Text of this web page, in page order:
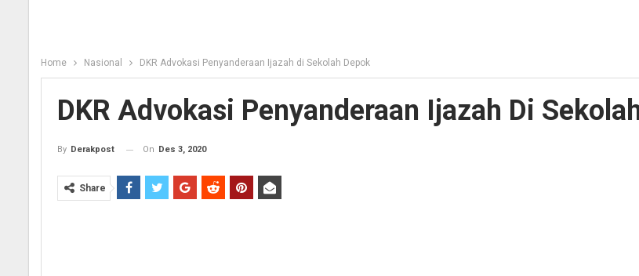
Home Nasional DKR Advokasi Penyanderaan Ijazah di Sekolah Depok
DKR Advokasi Penyanderaan Ijazah Di
By Derakpost On Des 3, 2020
Share